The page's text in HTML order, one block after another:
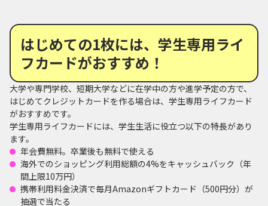
はじめての1枚には、学生専用ライ
フカードがおすすめ！
大学や専門学校、短期大学などに在学中の方や進学予定の方で、
はじめてクレジットカードを作る場合は、学生専用ライフカード
がおすすめです。
学生専用ライフカードには、学生生活に役立つ以下の特長があり
ます。
年会費無料。卒業後も無料で使える
海外でのショッピング利用総額の4%をキャッシュバック（年
間上限10万円）
携帯利用料金決済で毎月Amazonギフトカード（500円分）が
抽選で当たる